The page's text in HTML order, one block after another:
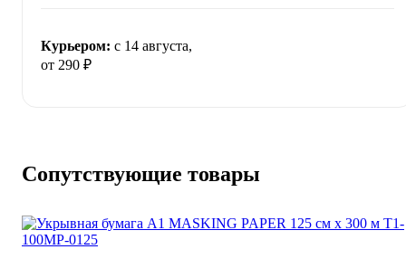
Курьером: c 14 августа,
от 290 ₽
Сопутствующие товары